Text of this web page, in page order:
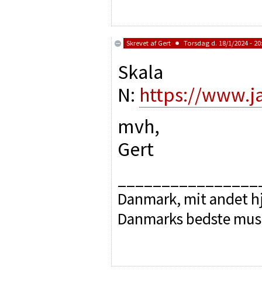
Skrevet af Gert Torsdag d. 18/1/2024 -
Skala
N: https://
mvh,
Gert
Danmark, mit andet
Danmarks bedste